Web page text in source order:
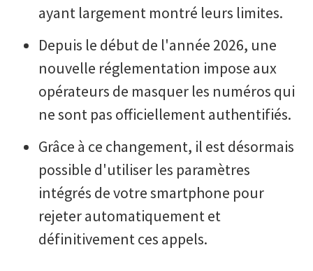
ayant largement montré leurs limites.
Depuis le début de l'année 2026, une
nouvelle réglementation impose aux
opérateurs de masquer les numéros qui
ne sont pas officiellement authentifiés.
Grâce à ce changement, il est désormais
possible d'utiliser les paramètres
intégrés de votre smartphone pour
rejeter automatiquement et
définitivement ces appels.